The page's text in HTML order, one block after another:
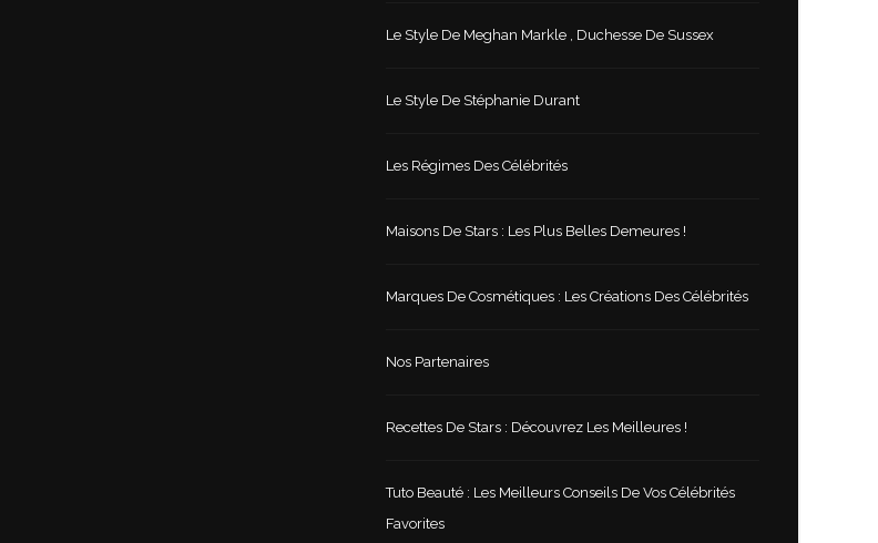
Le Style De Meghan Markle , Duchesse De Sussex
Le Style De Stéphanie Durant
Les Régimes Des Célébrités
Maisons De Stars : Les Plus Belles Demeures !
Marques De Cosmétiques : Les Créations Des Célébrités
Nos Partenaires
Recettes De Stars : Découvrez Les Meilleures !
Tuto Beauté : Les Meilleurs Conseils De Vos Célébrités
Favorites